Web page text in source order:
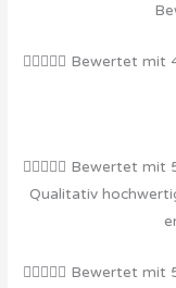
 Bewertet mit
 Bewertet mit
Qualitativ
 Bewertet mit